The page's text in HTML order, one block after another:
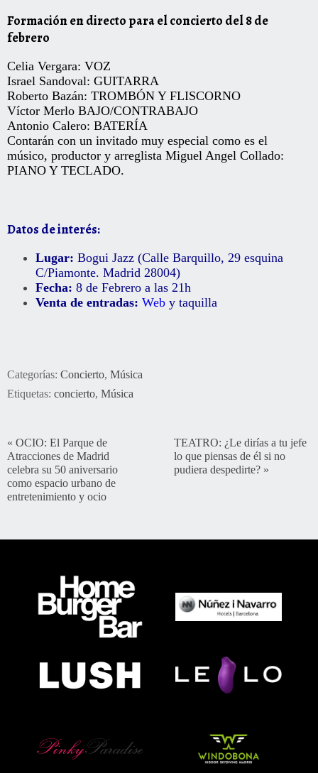
Formación en directo para el concierto del 8 de
febrero
Celia Vergara: VOZ
Israel Sandoval: GUITARRA
Roberto Bazán: TROMBÓN Y FLISCORNO
Víctor Merlo BAJO/CONTRABAJO
Antonio Calero: BATERÍA
Contarán con un invitado muy especial como es el
músico, productor y arreglista Miguel Angel Collado:
PIANO Y TECLADO.
Datos de interés:
Lugar: Bogui Jazz (Calle Barquillo, 29 esquina
C/Piamonte. Madrid 28004)
Fecha: 8 de Febrero a las 21h
Venta de entradas: Web y taquilla
Categorías: Concierto, Música
Etiquetas: concierto, Música
« OCIO: El Parque de
Atracciones de Madrid
celebra su 50 aniversario
como espacio urbano de
entretenimiento y ocio
TEATRO: ¿Le dirías a tu jefe
lo que piensas de él si no
pudiera despedirte? »